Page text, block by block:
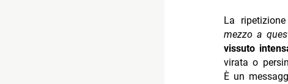
La
mezzo a
vissuto
virata o
È un